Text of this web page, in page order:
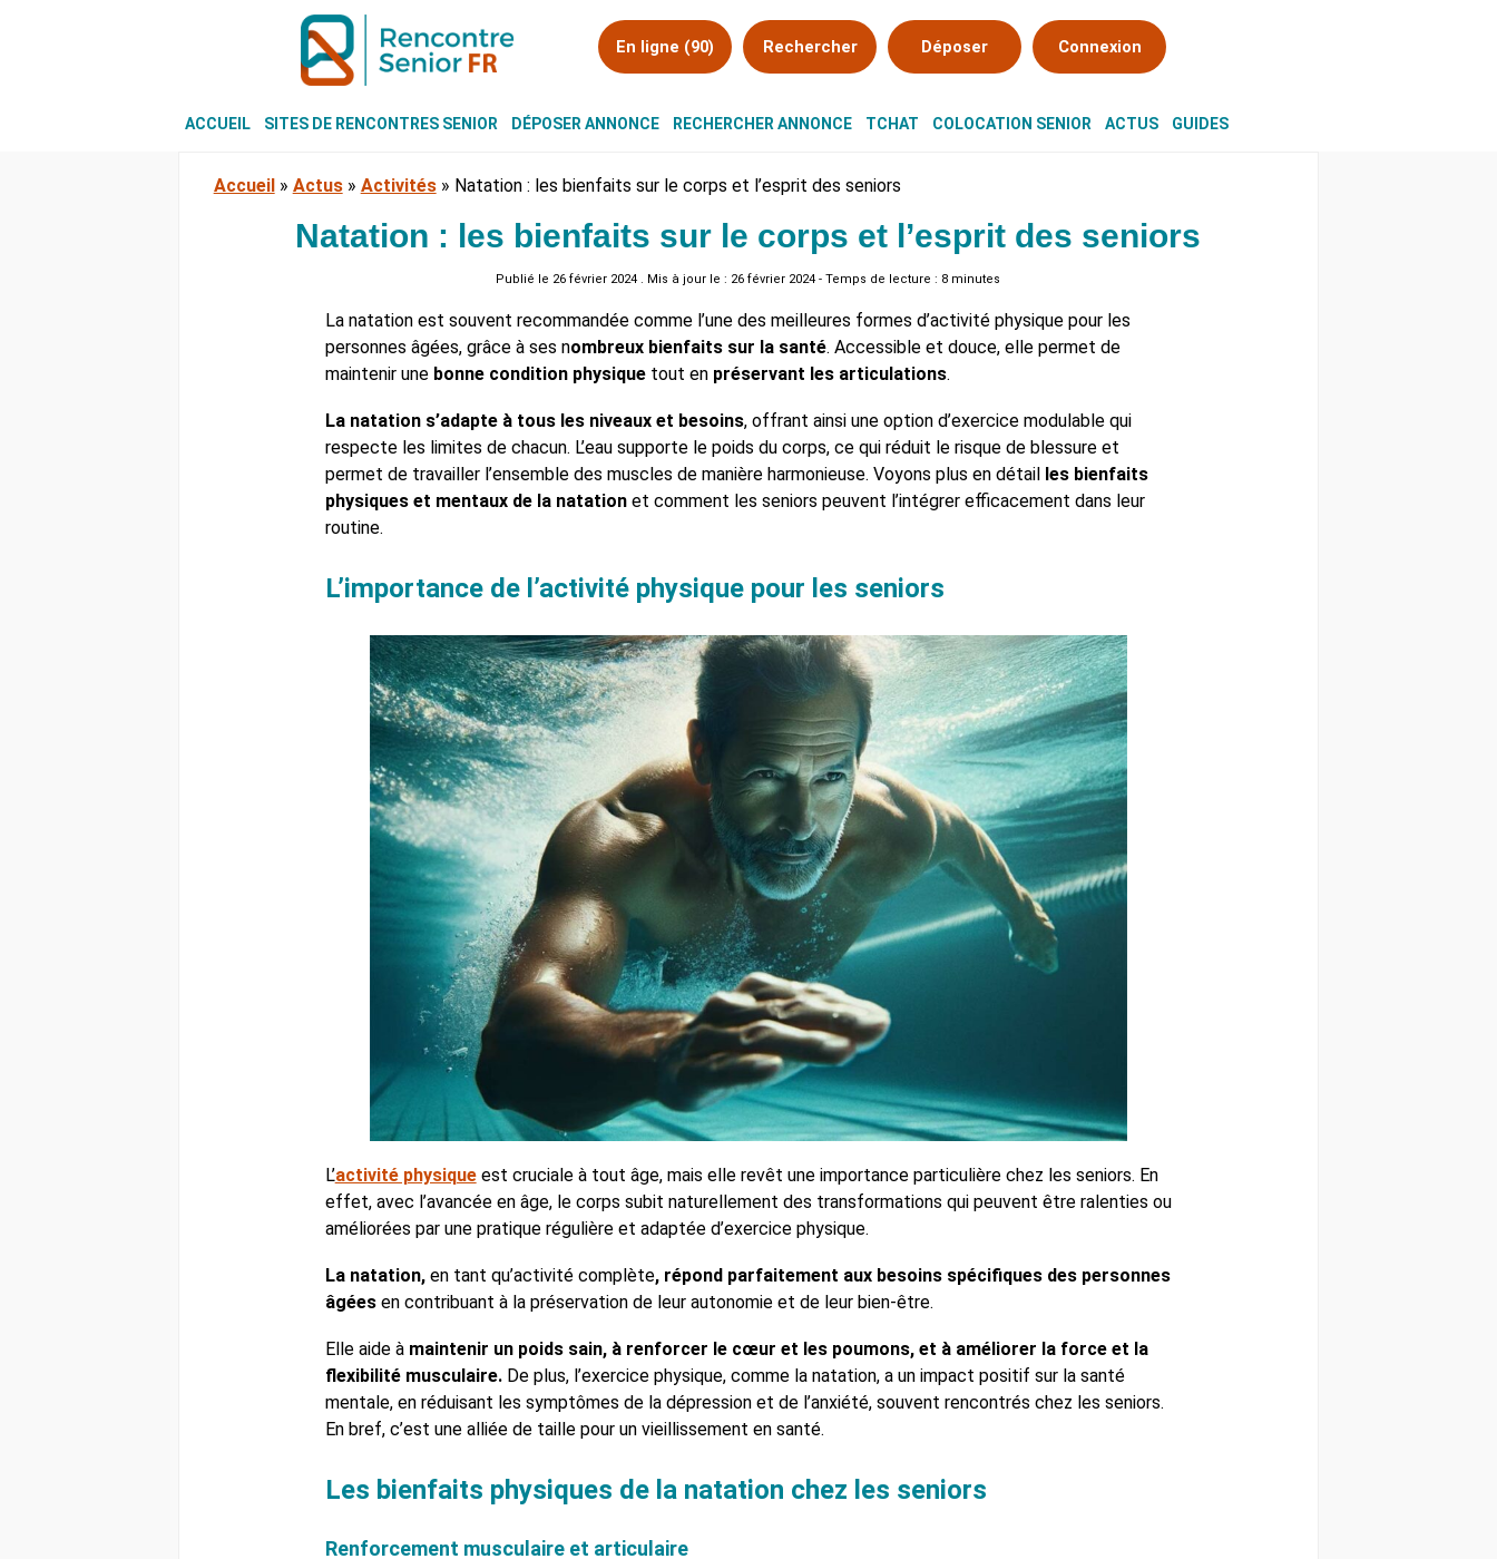
En ligne (90) Rechercher Déposer Connexion
ACCUEIL SITES DE RENCONTRES SENIOR DÉPOSER ANNONCE RECHERCHER ANNONCE TCHAT COLOCATION SENIOR ACTUS GUIDES
Accueil » Actus» Activités» Natation : les bienfaits sur le corps et l’esprit des seniors
Natation : les bienfaits sur le corps et l’esprit des seniors
Publié le 26 février 2024 . Mis à jour le : 26 février 2024 - Temps de lecture : 8 minutes
La natation est souvent recommandée comme l’une des meilleures formes d’activité physique pour les
personnes âgées, grâce à ses nombreux bienfaits sur la santé. Accessible et douce, elle permet de
maintenir une bonne condition physique tout en préservant les articulations.
La natation s’adapte à tous les niveaux et besoins, offrant ainsi une option d’exercice modulable qui
respecte les limites de chacun. L’eau supporte le poids du corps, ce qui réduit le risque de blessure et
permet de travailler l’ensemble des muscles de manière harmonieuse. Voyons plus en détail
les bienfaits
physiques et mentaux de la natationet comment les seniors peuvent l’intégrer efficacement dans leur
routine.
L’importance de l’activité physique pour les seniors
L’activité physiqueest cruciale à tout âge, mais elle revêt une importance particulière chez les seniors. En
effet, avec l’avancée en âge, le corps subit naturellement des transformations qui peuvent être ralenties ou
améliorées par une pratique régulière et adaptée d’exercice physique.
La natation,en tant qu’activité complète, répond parfaitement aux besoins spécifiques des personnes
âgées en contribuant à la préservation de leur autonomie et de leur bien-être.
Elle aide àmaintenir un poids sain, à renforcer le cœur et les poumons, et à améliorer la force et la
flexibilité musculaire. De plus, l’exercice physique, comme la natation, a un impact positif sur la santé
mentale, en réduisant les symptômes de la dépression et de l’anxiété, souvent rencontrés chez les seniors.
En bref, c’est une alliée de taille pour un vieillissement en santé.
Les bienfaits physiques de la natation chez les seniors
Renforcement musculaire et articulaire